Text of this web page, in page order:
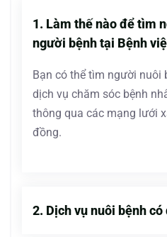
1. Làm thế nào để tìm
người bệnh tại Bệnh
Bạn có thể tìm người nuôi
dịch vụ chăm sóc bệnh
thông qua các mạng lưới
đồng.
2. Dịch vụ nuôi bệnh